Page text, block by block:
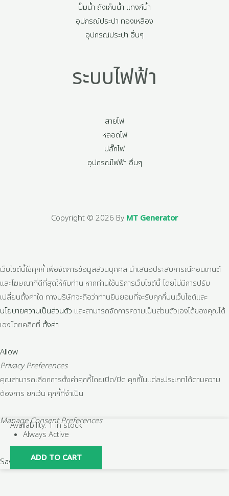
ปั๊มน้ำ ถังเก็บน้ำ แทงก์น้ำ
อุปกรณ์ประปา ทองเหลือง
อุปกรณ์ประปา อื่นๆ
ระบบไฟฟ้า
สายไฟ
หลอดไฟ
ปลั๊กไฟ
อุปกรณ์ไฟฟ้า อื่นๆ
Copyright © 2026 By MT Generator
เว็บไซต์นี้ใช้คุกกี้ เพื่อจัดการข้อมูลส่วนบุคคล นำเสนอประสบการณ์คอนเทนต์
และโฆษณาที่ดีที่สุดให้กับท่าน หากท่านใช้บริการเว็บไซต์นี้ โดยไม่มีการปรับ
เปลี่ยนตั้งค่าใด ทางบริษัทจะถือว่าท่านยินยอมที่จะรับคุกกี้บนเว็บไซต์และ
นโยบายความเป็นส่วนตัว และสามารถจัดการความเป็นส่วนตัวเองได้ของคุณได้
เองโดยคลิกที่ ตั้งค่า
Allow
Privacy Preferences
คุณสามารถเลือกการตั้งค่าคุกกี้โดยเปิด/ปิด คุกกี้ในแต่ละประเภทได้ตามความ
ต้องการ ยกเว้น คุกกี้ที่จำเป็น
Manage Consent Preferences
Always Active
Save
Availability:1 in stock
เหล็ก
แบน
ผลิต
ADD TO CART